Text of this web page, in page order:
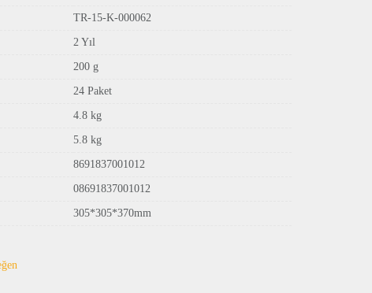
TR-15-K-000062
2 Yıl
200 g
24 Paket
4.8 kg
5.8 kg
8691837001012
08691837001012
305*305*370mm